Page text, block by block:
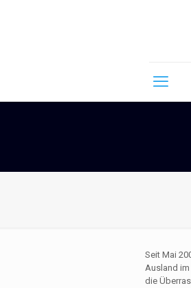
Seit Mai
Ausland
die